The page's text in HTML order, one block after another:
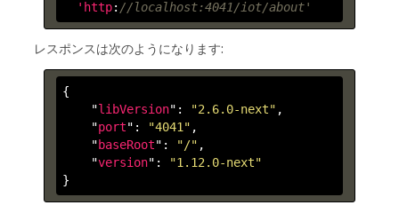
'http: //localhost:4041/iot/about'
レスポンスは次のようになります:
{
    "
libVersion": "2.6.0-next" ,
    "
port": "4041" ,
    "
baseRoot": "/" ,
    "
version":
"1.12.0-next"
}